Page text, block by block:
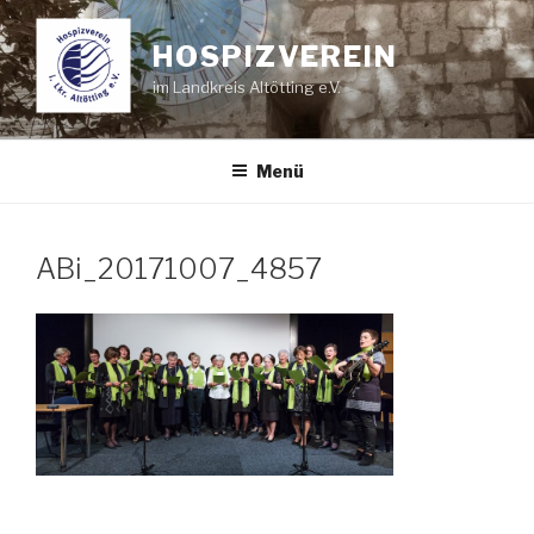
Zum
Inhalt
springen
HOSPIZVEREIN
im Landkreis Altötting e.V.
Menü
ABi_20171007_4857